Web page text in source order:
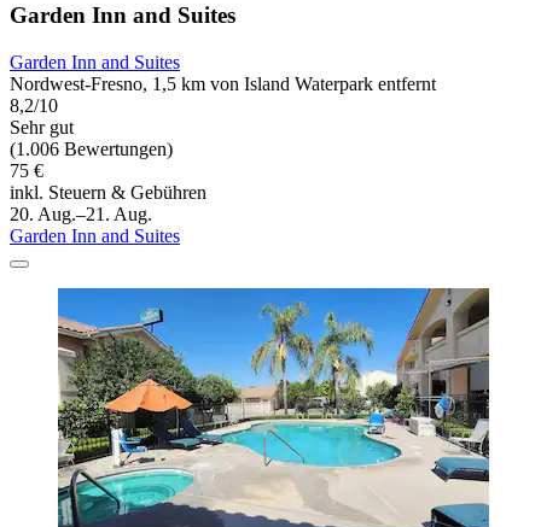
Garden Inn and Suites
Garden Inn and Suites
Nordwest-Fresno, 1,5 km von Island Waterpark entfernt
8,2/10
Sehr gut
(1.006 Bewertungen)
75 €
inkl. Steuern & Gebühren
20. Aug.–21. Aug.
Garden Inn and Suites